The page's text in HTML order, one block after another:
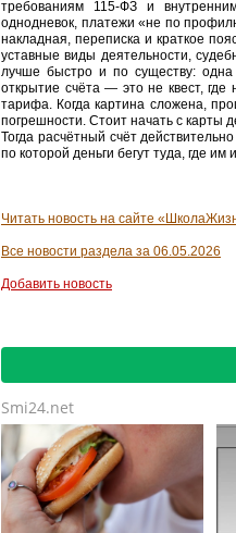
требованиям 115‑ФЗ и
однодневок, платежи «не по
накладная, переписка и краткое
уставные виды деятельности,
лучше быстро и по существу: одна
открытие счёта — это не квест, где
тарифа. Когда картина сложена,
погрешности. Стоит начать с карты
Тогда расчётный счёт
по которой деньги бегут туда, где им
Читать новость на сайте
Все новости раздела за 06.05.2026
Добавить новость
Smi24.net